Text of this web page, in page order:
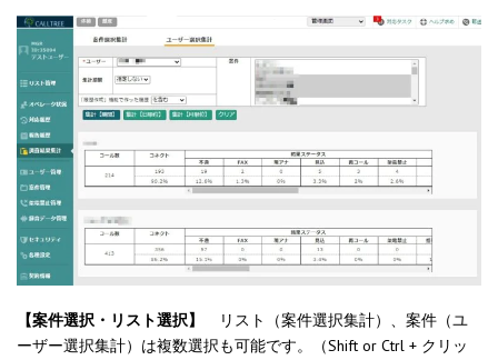
【案件選択・リスト選択】
リスト（案件選択集計）、案件（ユ
ーザー選択集計）は複数選択も可能です。（Shift or Ctrl + クリッ